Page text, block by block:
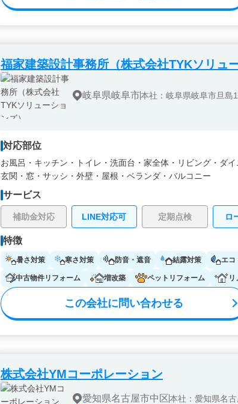
福家建築設計事務所（株式会社TYKソリュ
岐阜県岐阜市本社：岐阜県岐阜市旦
対応部位
お風呂・ キッチン・ トイレ・ 洗面台・ 家全体・ リビング・ ダイ
玄関・ 窓・サッシ・ 外壁・ 屋根・ ベランダ・バルコニー
サービス
補助金対応 LINE対応可 定期点検 ロ
特徴
暑さ対策 寒さ対策 防音・遮音 結露対策 エコ
中古物件リフォーム 増改築 ペットリフォーム リ
この会社に問い合わせる
株式会社YMコーポレーション
愛知県名古屋市中区本社：愛知県名